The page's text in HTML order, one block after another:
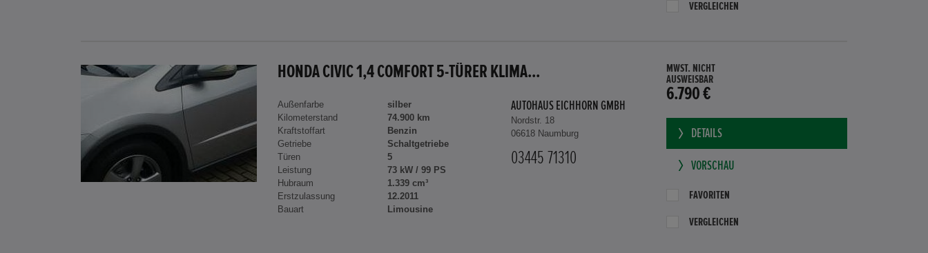
VERGLEICHEN
HONDA CIVIC 1,4 COMFORT 5-TÜRER KLIMA...
Außenfarbe
silber
Kilometerstand
74.900 km
Kraftstoffart
Benzin
Getriebe
Schaltgetriebe
Türen
5
Leistung
73 kW / 99 PS
Hubraum
1.339 cm³
Erstzulassung
12.2011
Bauart
Limousine
AUTOHAUS EICHHORN GMBH
Nordstr. 18
06618 Naumburg
03445 71310
MWST. NICHT
AUSWEISBAR
6.790 €
DETAILS
VORSCHAU
FAVORITEN
VERGLEICHEN